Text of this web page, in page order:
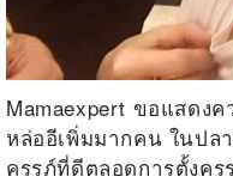
Mamaexpert ขอแสดง
หล่ออีเพิ่มมากคน ในป
ครรภ์ที่ดีตลอดการตั้งคร